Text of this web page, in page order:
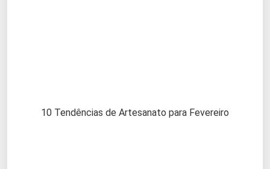
10 Tendências de Artesanato para Fevereiro